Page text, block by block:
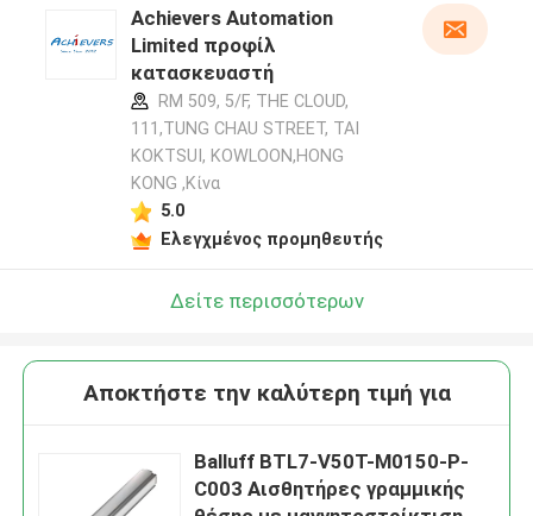
Achievers Automation
Limited προφίλ
κατασκευαστή
RM 509, 5/F, THE CLOUD,
111,TUNG CHAU STREET, TAI
KOKTSUI, KOWLOON,HONG
KONG ,Κίνα
5.0
Ελεγχμένος προμηθευτής
Δείτε περισσότερων
Αποκτήστε την καλύτερη τιμή για
Balluff BTL7-V50T-M0150-P-
C003 Αισθητήρες γραμμικής